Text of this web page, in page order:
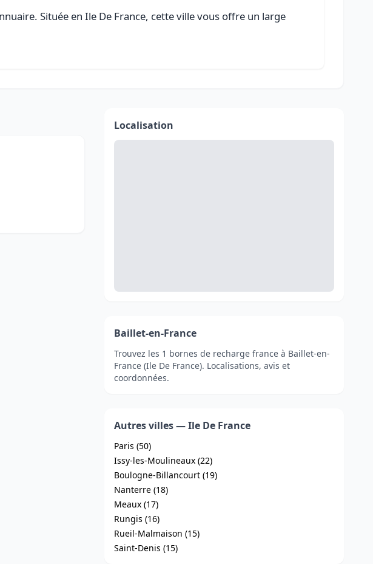
Située en Ile De France, cette ville vous offre un large
Localisation
Baillet-en-France
Trouvez les 1 bornes de recharge france à Baillet-en-
France (Ile De France). Localisations, avis et
coordonnées.
Autres villes — Ile De France
Paris (50)
Issy-les-Moulineaux (22)
Boulogne-Billancourt (19)
Nanterre (18)
Meaux (17)
Rungis (16)
Rueil-Malmaison (15)
Saint-Denis (15)